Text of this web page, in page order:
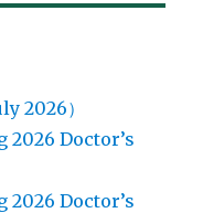
2026）
Doctor’s
Doctor’s